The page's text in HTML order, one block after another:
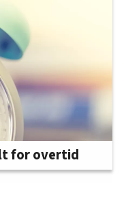
for overtid